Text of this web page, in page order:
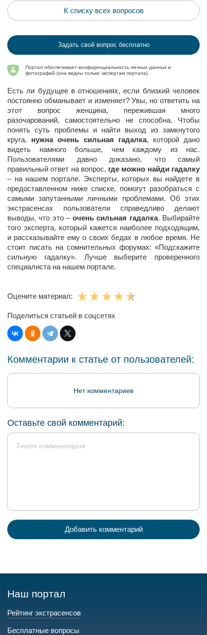
К списку всех вопросов
Задать свой вопрос бесплатно
Портал обеспечивает конфиденциальность личных данных и
фотографий (они видны только экспертам портала).
Есть ли будущее в отношениях, если близкий человек
постоянно обманывает и изменяет? Увы, но ответить на
этот вопрос женщина, пережившая много
разочарований, самостоятельно не способна. Чтобы
понять суть проблемы и найти выход из замкнутого
круга, нужна очень сильная гадалка, которой дано
видеть намного больше, чем каждому из нас.
Пользователями давно доказано, что самый
правильный ответ на вопрос, где можно найди гадалку
– на нашем портале. Эксперты, которых вы найдете в
предоставленном ниже списке, помогут разобраться с
самыми запутанными личными проблемами. Об этих
экстрасенсах пользователи справедливо делают
выводы, что это –очень сильная гадалка. Выбирайте
того эксперта, который кажется наиболее подходящим,
и рассказывайте ему о своих бедах в любое время. Не
стоит писать на сомнительных форумах: «Подскажите
сильную гадалку». Лучше выберите проверенного
специалиста на нашем портале.
Оцените материал:
Поделиться статьей в соцсетях
Комментарии к статье от пользователей:
Нет комментариев
Оставьте свой комментарий:
Добавить комментарий
Наш портал
Рейтинг экстрасенсов
Бесплатные вопросы